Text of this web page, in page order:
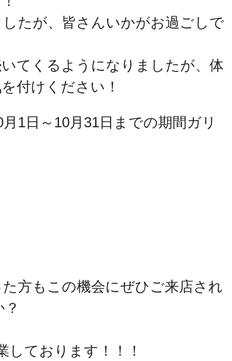
たが、皆さんいかがお過ごしで
てくるようになりましたが、体
付けください！
1日～10月31日までの期間ガリ
方もこの機会にぜひご来店され
しております！！！